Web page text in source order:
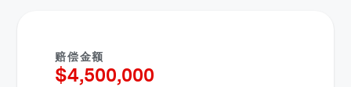
赔偿金额
$4,500,000